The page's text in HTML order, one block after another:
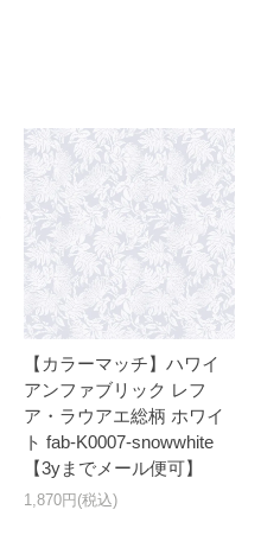
【カラーマッチ】ハワイ
アンファブリック レフ
ア・ラウアエ総柄 ホワイ
ト fab-K0007-snowwhite
【3yまでメール便可】
1,870円(税込)